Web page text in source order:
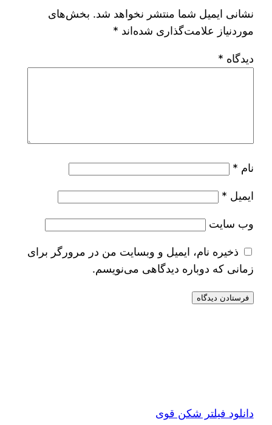
نشانی ایمیل شما منتشر نخواهد شد. بخش‌های
موردنیاز علامت‌گذاری شده‌اند *
دیدگاه *
نام *
ایمیل *
وب‌ سایت
ذخیره نام، ایمیل و وبسایت من در مرورگر برای
زمانی که دوباره دیدگاهی می‌نویسم.
دانلود فیلتر شکن قوی